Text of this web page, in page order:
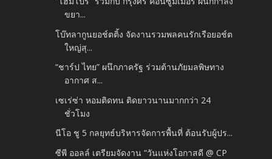
ขยา...
โบ๊ทลากูนยอช์ตติ้ง จัดงานรวมพลคนรักเรือยอช์ต
ใหญ่สุ...
“ชาร์ป ไทย” ผนึกภาครัฐ ร่วมต้านภัยมลพิษทาง
อากาศ ส...
เซเร่ซ่า หอมติดทน ติดยาวนานมากกว่า 24
ชั่วโมง
นีโอ ชู 5 กลยุทธ์บริหารจัดการพื้นที่ ต้อนรับผู้ปร...
ซีพี ออลล์ เตรียมจัดงาน “วันแห่งโอกาสดี @ CP